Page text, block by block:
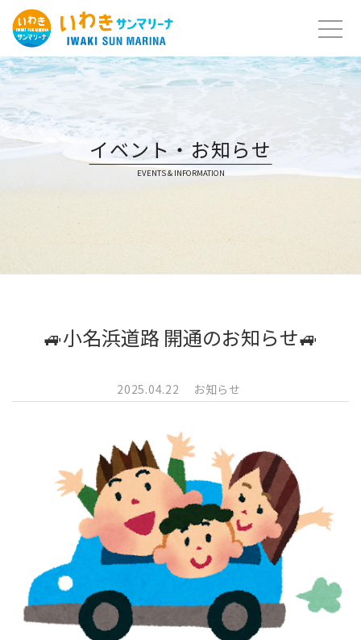
Skip
content
イベント・お知らせ
EVENTS & INFORMATION
🚙小名浜道路 開通のお知らせ🚙
2025.04.22 お知らせ